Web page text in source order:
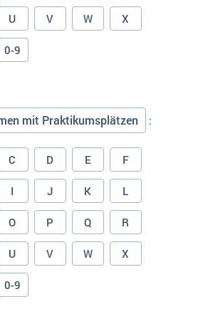
U V W X
0-9
mit Praktikumsplätzen :
C D E F
I J K L
O P Q R
U V W X
0-9